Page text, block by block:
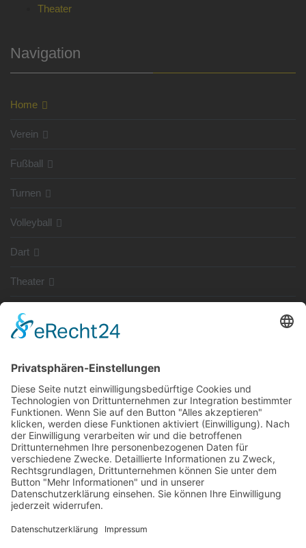
Theater
Navigation
Home
Verein
Fußball
Turnen
Volleyball
Dart
Theater
SG Shop
Sponsoren
Kontakt
Social Media
Rechtliches